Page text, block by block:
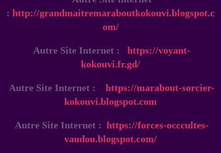
: http://grandmaitremaraboutkokouvi.blogspot.c
om/
Autre Site Internet : https://voyant-
kokouvi.fr.gd/
Autre Site Internet :
https://marabout-sorcier-
kokouvi.blogspot.com
Autre Site Internet : https://forces-occcultes-
vaudou.blogspot.com/